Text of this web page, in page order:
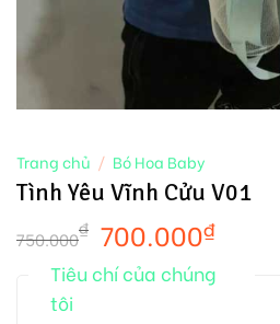
Trang chủ / Bó Hoa Baby
Tình Yêu Vĩnh Cửu V01
750.000₫ 700.000₫
Tiêu chí của chúng
tôi